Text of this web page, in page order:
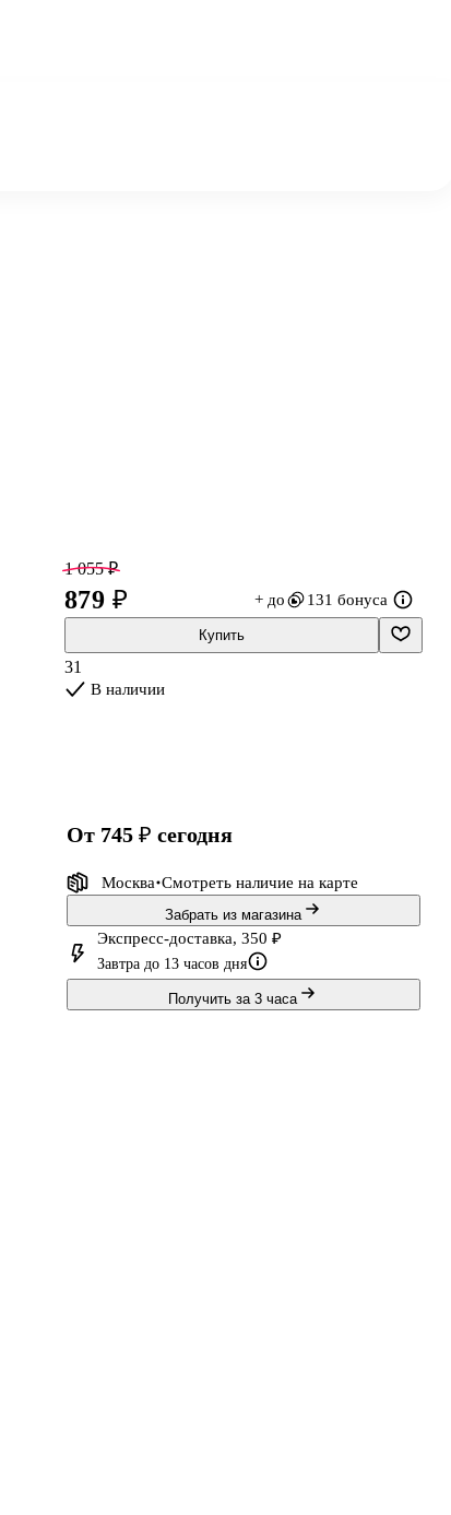
1 055 ₽
879 ₽ + до 131 бонуса
Купить
31
В наличии
от 745 ₽ сегодня
Москва Смотреть наличие на карте
Забрать из магазина
Экспресс-доставка, 350 ₽
Завтра до 13 часов дня
Получить за 3 часа